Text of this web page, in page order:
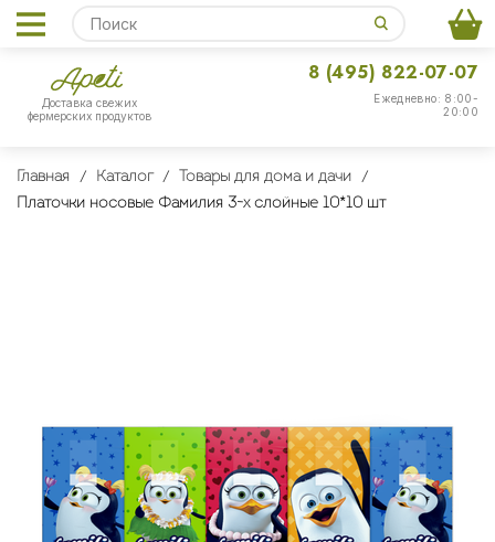
Доставка свежих
фермерских продуктов
Ежедневно: 8:00-
20:00
8 (495) 822-07-07
Главная Каталог
Товары для дома и дачи
Платочки носовые Фамилия 3-х слойные 10*10 шт